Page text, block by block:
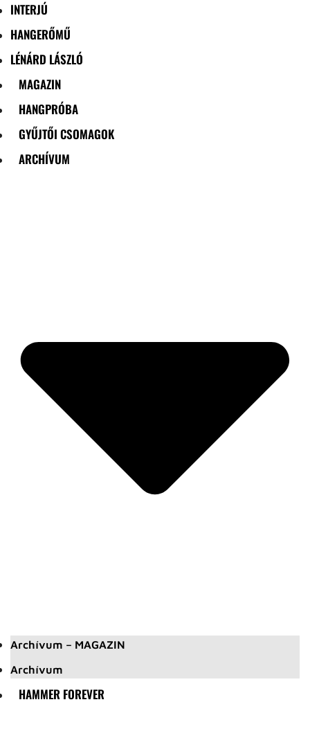
INTERJÚ
HANGERŐMŰ
LÉNÁRD LÁSZLÓ
MAGAZIN
HANGPRÓBA
GYŰJTŐI CSOMAGOK
ARCHÍVUM
Archívum – MAGAZIN
Archívum
HAMMER FOREVER